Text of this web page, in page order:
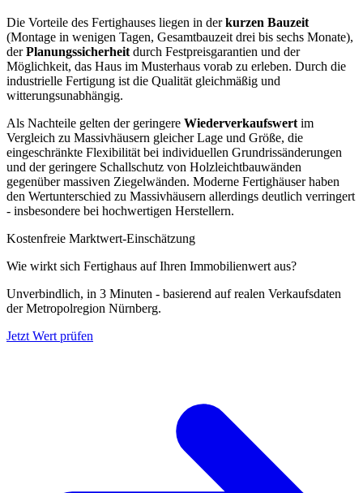
Die Vorteile des Fertighauses liegen in derkurzen Bauzeit
(Montage in wenigen Tagen, Gesamtbauzeit drei bis sechs Monate),
derPlanungssicherheitdurch Festpreisgarantien und der
Möglichkeit, das Haus im Musterhaus vorab zu erleben. Durch die
industrielle Fertigung ist die Qualität gleichmäßig und
witterungsunabhängig.
Als Nachteile gelten der geringere Wiederverkaufswertim
Vergleich zu Massivhäusern gleicher Lage und Größe, die
eingeschränkte Flexibilität bei individuellen Grundrissänderungen
und der geringere Schallschutz von Holzleichtbauwänden
gegenüber massiven Ziegelwänden. Moderne Fertighäuser haben
den Wertunterschied zu Massivhäusern allerdings deutlich verringert
- insbesondere bei hochwertigen Herstellern.
Kostenfreie Marktwert-Einschätzung
Wie wirkt sich Fertighaus auf Ihren Immobilienwert aus?
Unverbindlich, in 3 Minuten - basierend auf realen Verkaufsdaten
der Metropolregion Nürnberg.
Jetzt Wert prüfen